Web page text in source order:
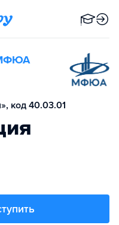
МФЮА
код 40.03.01